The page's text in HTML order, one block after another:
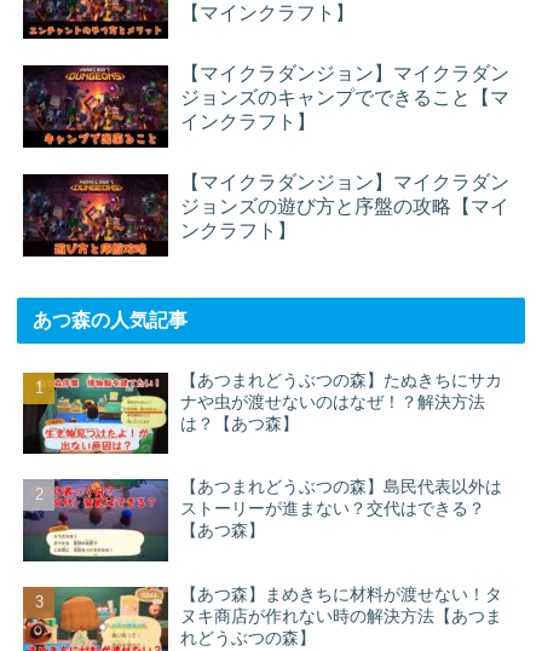
【マインクラフト】
【マイクラダンジョン】マイクラダン
ジョンズのキャンプでできること【マ
インクラフト】
【マイクラダンジョン】マイクラダン
ジョンズの遊び方と序盤の攻略【マイ
ンクラフト】
あつ森の人気記事
【あつまれどうぶつの森】たぬきちにサカ
ナや虫が渡せないのはなぜ！？解決方法
は？【あつ森】
【あつまれどうぶつの森】島民代表以外は
ストーリーが進まない？交代はできる？
【あつ森】
【あつ森】まめきちに材料が渡せない！タ
ヌキ商店が作れない時の解決方法【あつま
れどうぶつの森】